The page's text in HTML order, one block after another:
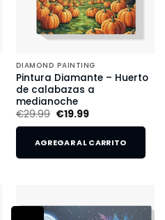
DIAMOND PAINTING
Pintura Diamante – Huerto
de calabazas a
medianoche
€29.99 €19.99
AGREGAR AL CARRITO